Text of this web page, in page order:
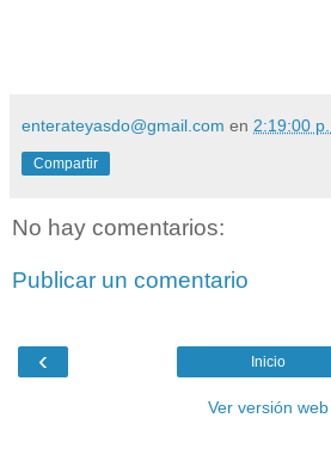
enterateyasdo@gmail.com en 2:19:00 p.
Compartir
No hay comentarios:
Publicar un comentario
‹ Inicio
Ver versión web